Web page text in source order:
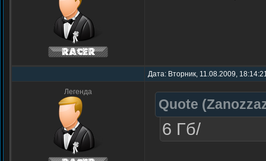
Дата: Вторник, 11.08.2009,
Легенда
Quote (
6 Гб/